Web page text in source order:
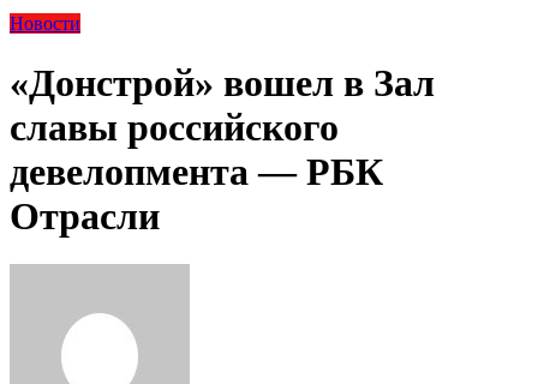
Новости
«Донстрой» вошел в Зал
славы российского
девелопмента — РБК
Отрасли